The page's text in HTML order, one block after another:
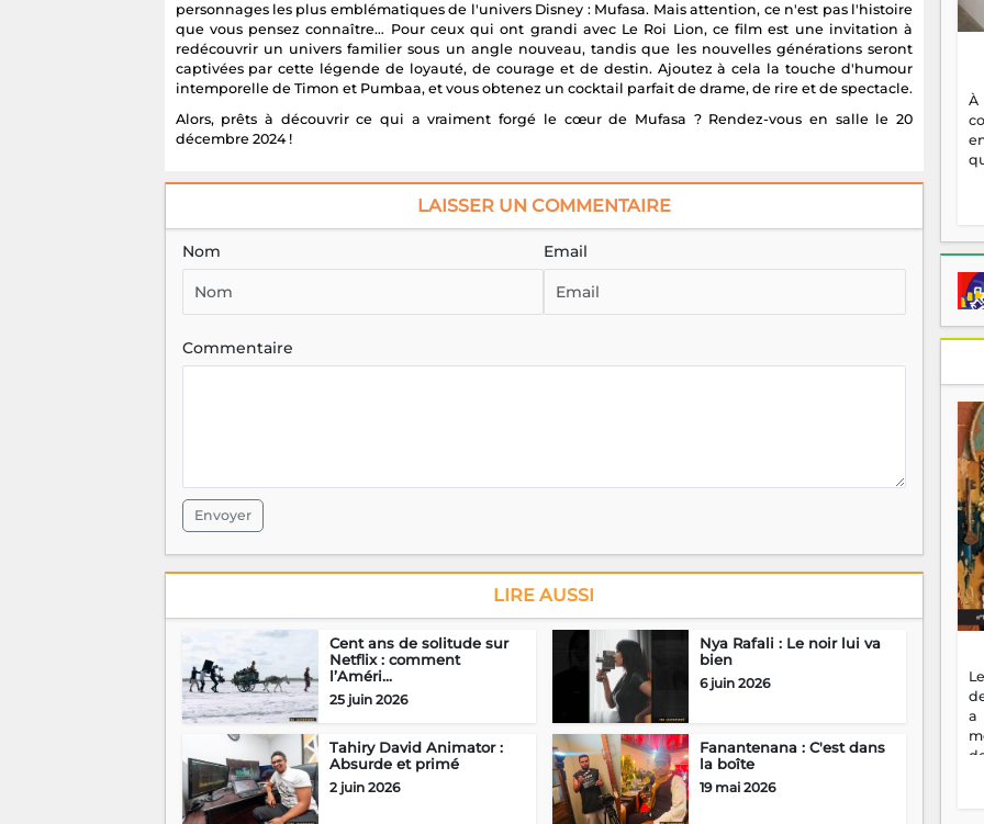
personnages les plus emblématiques de l'univers Disney : Mufasa. Mais attention, ce n'est pas l'histoire
que vous pensez connaître… Pour ceux qui ont grandi avec Le Roi Lion, ce film est une invitation à
redécouvrir un univers familier sous un angle nouveau, tandis que les nouvelles générations seront
captivées par cette légende de loyauté, de courage et de destin. Ajoutez à cela la touche d'humour
intemporelle de Timon et Pumbaa, et vous obtenez un cocktail parfait de drame, de rire et de spectacle.
Alors, prêts à découvrir ce qui a vraiment forgé le cœur de Mufasa ? Rendez-vous en salle le 20
décembre 2024 !
LAISSER UN COMMENTAIRE
Nom Email
Commentaire
Envoyer
LIRE AUSSI
Cent ans de solitude sur
Netflix : comment
l’Améri...
25 juin 2026
Nya Rafali : Le noir lui va
bien
6 juin 2026
Tahiry David Animator :
Absurde et primé
2 juin 2026
Fanantenana : C'est dans
la boîte
19 mai 2026
a